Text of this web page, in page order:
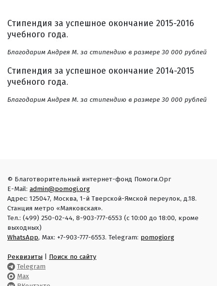
Стипендия за успешное окончание 2015-2016
учебного года.
Благодарим Андрея М. за стипендию в размере 30 000 рублей
Стипендия за успешное окончание 2014-2015
учебного года.
Благодарим Андрея М. за стипендию в размере 30 000 рублей
© Благотворительный интернет-фонд Помоги.Орг
E-Mail: admin@pomogi.org
Адрес: 125047, Москва, 1-й Тверской-Ямской переулок, д.18.
Станция метро «Маяковская».
Тел.: (499) 250-02-44, 8-903-777-6553 (с 10:00 до 18:00, кроме
выходных)
WhatsApp, Max: +7-903-777-6553. Telegram: pomogiorg
Реквизиты
Поиск по сайту
Telegram
Max